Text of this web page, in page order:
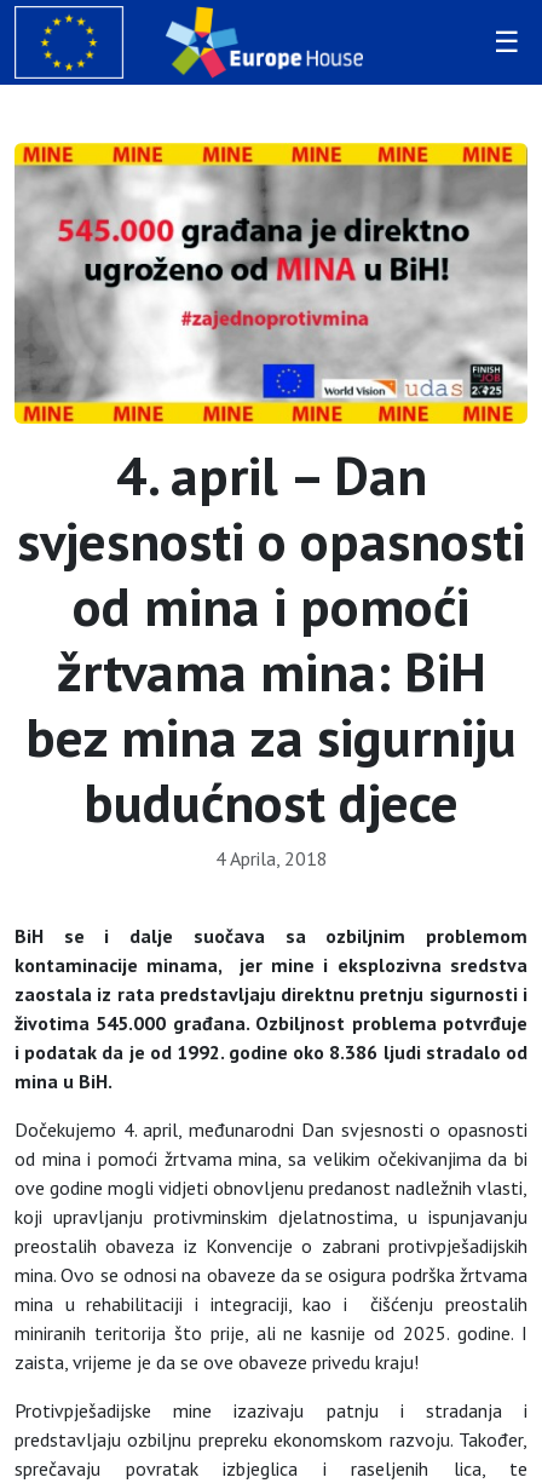
4. april – Dan
svjesnosti o opasnosti
od mina i pomoći
žrtvama mina: BiH
bez mina za sigurniju
budućnost djece
4 Aprila, 2018
BiH se i dalje suočava sa ozbiljnim problemom
kontaminacije minama, jer mine i eksplozivna sredstva
zaostala iz rata predstavljaju direktnu pretnju sigurnosti i
životima 545.000 građana. Ozbiljnost problema potvrđuje
i podatak da je od 1992. godine oko 8.386 ljudi stradalo od
mina u BiH.
Dočekujemo 4. april, međunarodni Dan svjesnosti o opasnosti
od mina i pomoći žrtvama mina, sa velikim očekivanjima da bi
ove godine mogli vidjeti obnovljenu predanost nadležnih vlasti,
koji upravljanju protivminskim djelatnostima, u ispunjavanju
preostalih obaveza iz Konvencije o zabrani protivpješadijskih
mina. Ovo se odnosi na obaveze da se osigura podrška žrtvama
mina u rehabilitaciji i integraciji, kao i čišćenju preostalih
miniranih teritorija što prije, ali ne kasnije od 2025. godine. I
zaista, vrijeme je da se ove obaveze privedu kraju!
Protivpješadijske mine izazivaju patnju i stradanja i
predstavljaju ozbiljnu prepreku ekonomskom razvoju. Također,
sprečavaju povratak izbjeglica i raseljenih lica, te